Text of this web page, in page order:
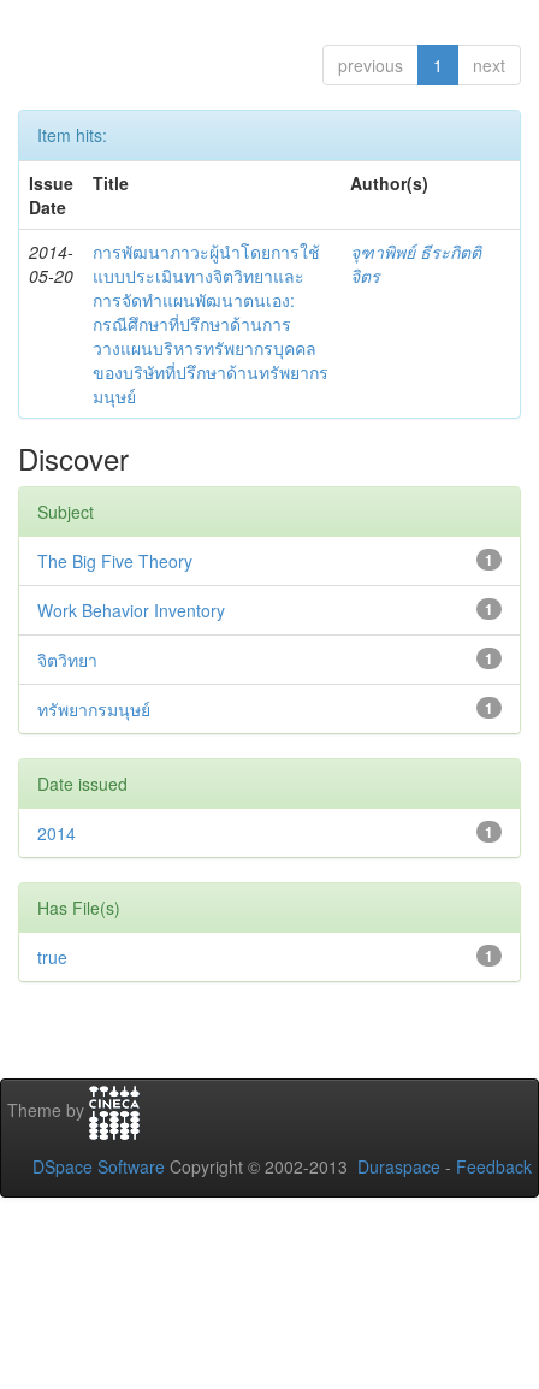
previous 1 next
Item hits:
Issue
Date
Title Author(s)
2014-
05-20
การพัฒนาภาวะผู้นำโดยการใช้
แบบประเมินทางจิตวิทยาและ
การจัดทำแผนพัฒนาตนเอง:
กรณีศึกษาที่ปรึกษาด้านการ
วางแผนบริหารทรัพยากรบุคคล
ของบริษัทที่ปรึกษาด้านทรัพยากร
มนุษย์
จุฑาพิพย์ ธีระกิตติ
จิตร
Discover
Subject
1
The Big Five Theory
1
Work Behavior Inventory
1
จิตวิทยา
1
ทรัพยากรมนุษย์
Date issued
1
2014
Has File(s)
1
true
Theme by
DSpace Software Copyright © 2002-2013 Duraspace - Feedback